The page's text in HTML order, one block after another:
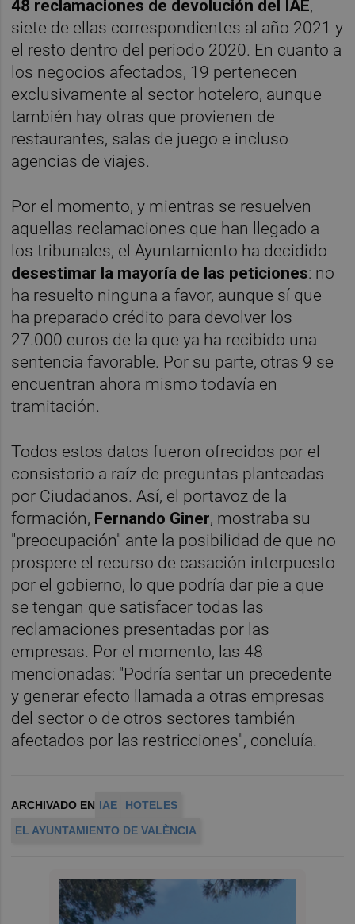
48 reclamaciones de devolución del IAE,
siete de ellas correspondientes al año 2021 y
el resto dentro del periodo 2020. En cuanto a
los negocios afectados, 19 pertenecen
exclusivamente al sector hotelero, aunque
también hay otras que provienen de
restaurantes, salas de juego e incluso
agencias de viajes.
Por el momento, y mientras se resuelven
aquellas reclamaciones que han llegado a
los tribunales, el Ayuntamiento ha decidido
desestimar la mayoría de las peticiones: no
ha resuelto ninguna a favor, aunque sí que
ha preparado crédito para devolver los
27.000 euros de la que ya ha recibido una
sentencia favorable. Por su parte, otras 9 se
encuentran ahora mismo todavía en
tramitación.
Todos estos datos fueron ofrecidos por el
consistorio a raíz de preguntas planteadas
por Ciudadanos. Así, el portavoz de la
formación, Fernando Giner, mostraba su
"preocupación" ante la posibilidad de que no
prospere el recurso de casación interpuesto
por el gobierno, lo que podría dar pie a que
se tengan que satisfacer todas las
reclamaciones presentadas por las
empresas. Por el momento, las 48
mencionadas: "Podría sentar un precedente
y generar efecto llamada a otras empresas
del sector o de otros sectores también
afectados por las restricciones", concluía.
ARCHIVADO EN IAE
HOTELES
EL AYUNTAMIENTO DE VALÈNCIA